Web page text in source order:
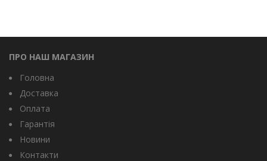
ПРО НАШ МАГАЗИН
Головна
Доставка
Оплата
Гарантія
Новини
Контакти